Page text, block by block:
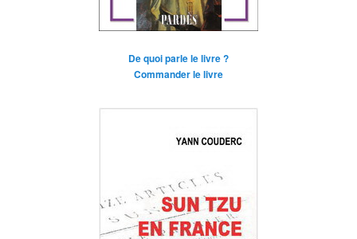
De quoi parle le livre ?
Commander le livre